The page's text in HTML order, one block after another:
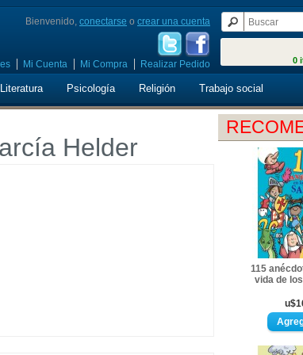
0
Bienvenido, conectarse o crear una cuenta
Mi Cuenta Mi Compra Realizar Pedido
Literatura Psicología Religión Trabajo social
115
vida de
Helder